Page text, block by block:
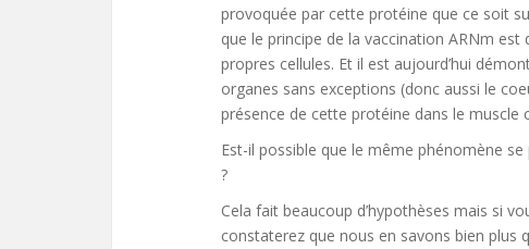
provoquée par cette protéine que ce soit
que le principe de la vaccination ARNm
propres cellules. Et il est aujourd’hui
organes sans exceptions (donc aussi le
présence de cette protéine dans le muscle
Est-il possible que le même phénomène
?
Cela fait beaucoup d’hypothèses mais si
constaterez que nous en savons bien plus